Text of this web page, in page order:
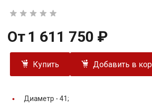
От 1 611 750 ₽
Купить Добавить в
Диаметр - 41;